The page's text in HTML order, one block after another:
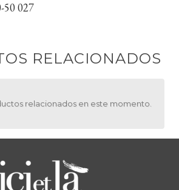
50 027
RELACIONADOS
relacionados en este momento.